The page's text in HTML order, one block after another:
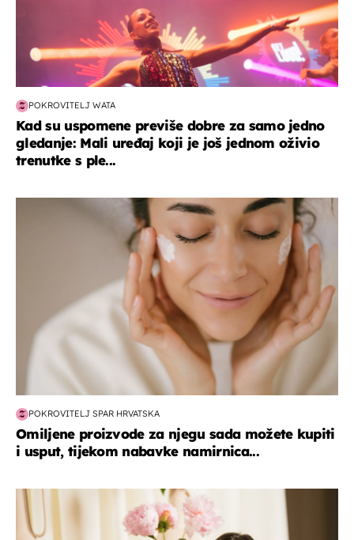
POKROVITELJ WATA
Kad su uspomene previše dobre za samo jedno
gledanje: Mali uređaj koji je još jednom oživio
trenutke s ple...
moda & ljepota
POKROVITELJ SPAR HRVATSKA
Omiljene proizvode za njegu sada možete kupiti
i usput, tijekom nabavke namirnica...
moda & ljepota